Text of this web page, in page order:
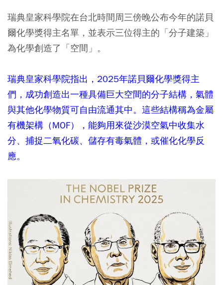
瑞典皇家科學院在台北時間周三傍晚公布今年的諾貝
爾化學獎得主名單，並表示三位得主的「分子建築」
為化學創造了「空間」。
瑞典皇家科學院指出，2025年諾貝爾化學獎得主
們，成功創造出一種具備巨大空間的分子結構，氣體
與其他化學物質可自由流通其中。這些結構稱為金屬
有機架構（MOF），能夠用來從沙漠空氣中收集水
分、捕捉二氧化碳、儲存有毒氣體，或催化化學反
應。